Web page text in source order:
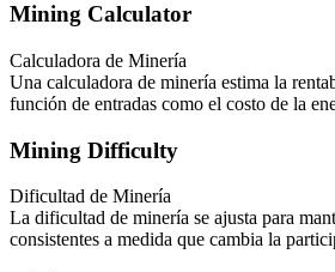
Mining Calculator
Calculadora de Minería
Una calculadora de minería estima la
función de entradas como el costo de la
Mining Difficulty
Dificultad de Minería
La dificultad de minería se ajusta para
consistentes a medida que cambia la